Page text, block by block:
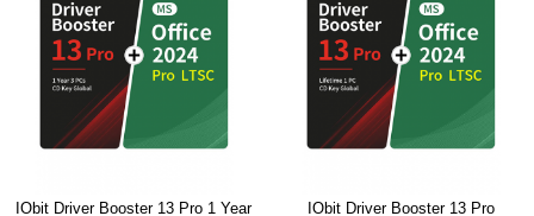
IObit Driver Booster 13 Pro 1 Year IObit Driver Booster 13 Pro